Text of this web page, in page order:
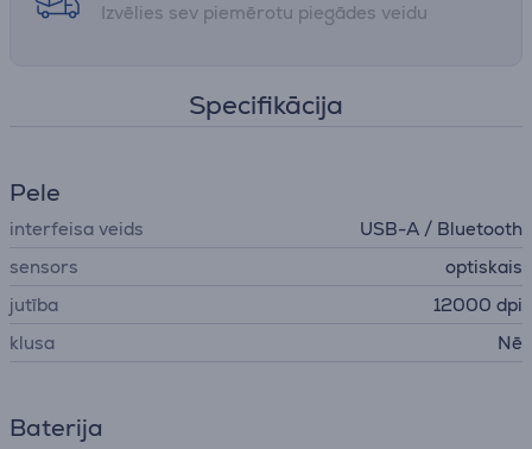
Izvēlies sev piemērotu piegādes veidu
Specifikācija
Pele
interfeisa veids
USB-A / Bluetooth
sensors
optiskais
jutība
12000 dpi
klusa
Nē
Baterija